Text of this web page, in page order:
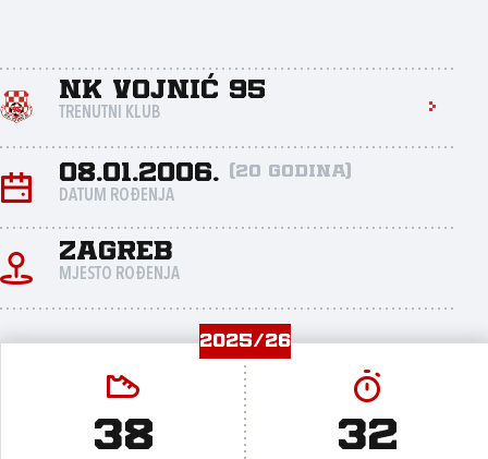
NK Vojnić 95
TRENUTNI KLUB
08.01.2006. (20 godina)
DATUM ROĐENJA
Zagreb
MJESTO ROĐENJA
2025/26
38 32